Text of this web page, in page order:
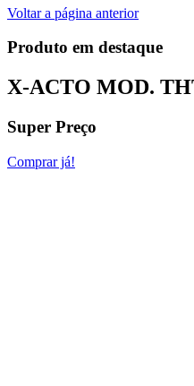
Voltar a página anterior
Produto em destaque
X-ACTO MOD.
Super Preço
Comprar já!